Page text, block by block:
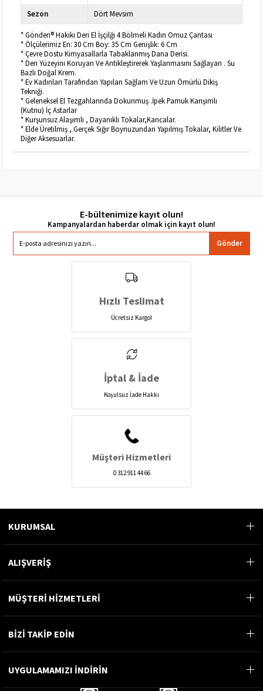
Sezon
Dört Mevsim
* Gönderi® Hakiki Deri El İşçilği 4 Bölmeli Kadın Omuz Çantası
* Ölçülerimiz En: 30 Cm Boy: 35 Cm Genişlik: 6 Cm
* Çevre Dostu Kimyasallarla Tabaklanmış Dana Derisi.
* Deri Yüzeyini Koruyan Ve Antikleştirerek Yaşlanmasını Sağlayan . Su
Bazlı Doğal Krem.
* Ev Kadınları Tarafından Yapılan Sağlam Ve Uzun Ömürlü Dikiş
Tekniği.
* Geleneksel El Tezgahlarında Dokunmuş .İpek Pamuk Karışımlı
(Kutnu) İç Astarlar
* Kurşunsuz Alaşımlı , Dayanıklı Tokalar,Kancalar.
* Elde Üretilmiş , Gerçek Sığır Boynuzundan Yapılmış Tokalar, Kilitler Ve
Diğer Aksesuarlar.
E-bültenimize kayıt olun!
Gönder
Hızlı Teslimat
Ücretsiz Kargo!
İptal & İade
Koşulsuz İade Hakkı
Müşteri Hizmetleri
0 312 911 44 66
KURUMSAL
ALIŞVERİŞ
MÜŞTERİ HİZMETLERİ
BİZİ TAKİP EDİN
UYGULAMAMIZI İNDİRİN